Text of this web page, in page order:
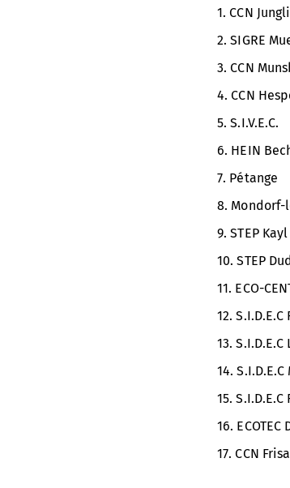
1. CCN
2. SIGRE
3. CCN
4. CCN
5. S.I.V.E.C.
6. HEIN
7. Pétange
8. Mondorf-
9. STEP Kayl
10. STEP
11. ECO-
12.
13.
14. S.I.D.E.C
15.
16.
17. CCN